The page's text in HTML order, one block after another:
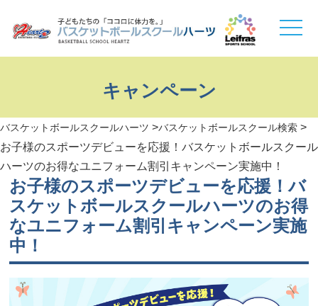
toggle
キャンペーン
バスケットボールスクールハーツ >バスケットボールスクール検索 >
お子様のスポーツデビューを応援！バスケットボールスクール
ハーツのお得なユニフォーム割引キャンペーン実施中！
お子様のスポーツデビューを応援！バ
スケットボールスクールハーツのお得
なユニフォーム割引キャンペーン実施
中！